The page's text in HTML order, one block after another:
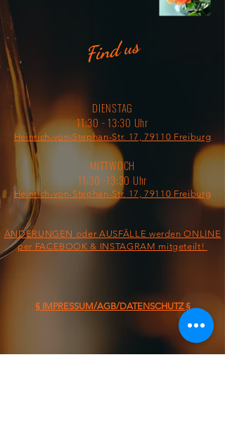
Find us
DIENSTAG
11:30 - 13:30 Uhr
Heinrich-von-Stephan-Str. 17, 79110 Freiburg
MITTWOCH
11:30 -13:30 Uhr
Heinrich-von-Stephan-Str. 17, 79110 Freiburg
ÄNDERUNGEN oder AUSFÄLLE werden ONLINE
per FACEBOOK & INSTAGRAM mitgeteilt!
§ IMPRESSUM/AGB/DATENSCHUTZ §